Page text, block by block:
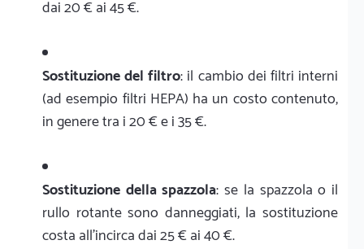
dai 20 € ai 45 €.
Sostituzione del filtro: il cambio dei filtri interni
(ad esempio filtri HEPA) ha un costo contenuto,
in genere tra i 20 € e i 35 €.
Sostituzione della spazzola: se la spazzola o il
rullo rotante sono danneggiati, la sostituzione
costa all'incirca dai 25 € ai 40 €.